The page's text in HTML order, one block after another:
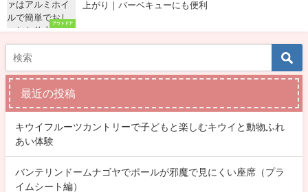
アウトドア
上がり｜バーベキューにも便利
最近の投稿
キウイフルーツカントリーで子どもと楽しむキウイと動物ふれ
あい体験
バンテリンドームナゴヤでポールが邪魔で見にくい座席（プラ
イムシート編）